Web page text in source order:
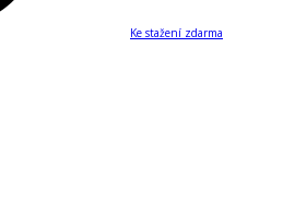
Ke stažení zdarma